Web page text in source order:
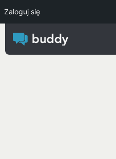
Zaloguj się